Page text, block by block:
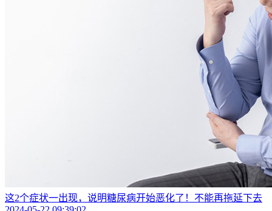
这2个症状一出现，说明糖尿病开始恶化了！不能再拖延下去